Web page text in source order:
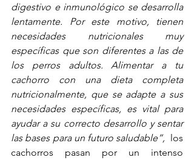
digestivo e inmunológico se desarrolla
lentamente. Por este motivo, tienen
necesidades nutricionales muy
específicas que son diferentes a las de
los perros adultos. Alimentar a tu
cachorro con una dieta completa
nutricionalmente, que se adapte a sus
necesidades específicas, es vital para
ayudar a su correcto desarrollo y sentar
las bases para un futuro saludable”,
  los
cachorros pasan por un intenso